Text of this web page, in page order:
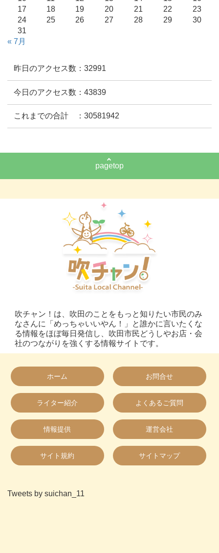
17
18 19 20 21 22
23
24
25 26 27 28 29
30
31
« 7月
昨日のアクセス数：32991
今日のアクセス数：43839
これまでの合計 ：30581942
pagetop
吹チャン！は、吹田のことをもっと知りたい市民のみ
なさんに「めっちゃいいやん！」と誰かに言いたくな
る情報をほぼ毎日発信し、吹田市民どうしやお店・会
社のつながりを強くする情報サイトです。
ホーム お問合せ
ライター紹介 よくあるご質問
情報提供 運営会社
サイト規約 サイトマップ
Tweets by suichan_11